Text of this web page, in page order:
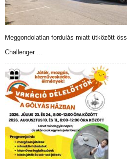
Meggondolatlan fordulás miatt ütközött
Challenger …